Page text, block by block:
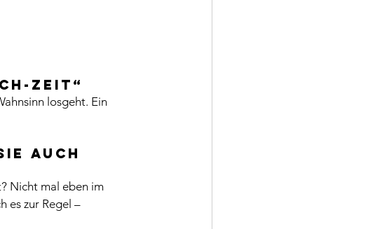
Zeit“
losgeht. Ein
auch
Nicht mal eben im
es zur Regel –